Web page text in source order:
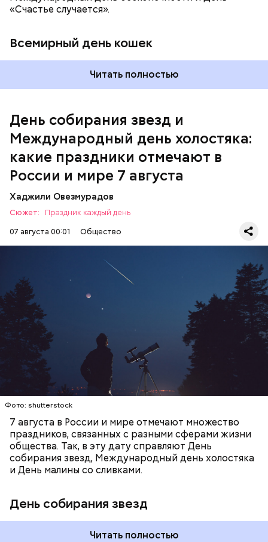
«Счастье случается».
Всемирный день кошек
Читать полностью
День собирания звезд и
Международный день холостяка:
какие праздники отмечают в
России и мире 7 августа
Хаджили Овезмурадов
Сюжет:
Праздник каждый день
07 августа 00:01
Общество
Фото: shutterstock
7 августа в России и мире отмечают множество
праздников, связанных с разными сферами жизни
общества. Так, в эту дату справляют День
собирания звезд, Международный день холостяка
и День малины со сливками.
День собирания звезд
День собирания звезд учрежден в честь
метеорного потока Персеиды, который ежегодно
можно наблюдать в августе. Все любители
смотреть на звездопад 7 августа выезжают за
город — в местность, где нет светового
загрязнения и где можно невооруженным глазом
наблюдать за падающими звездами.
Международный день холостяка
Читать полностью
ЕДА ПРАЗДНИКИ
СЛАДОСТИ